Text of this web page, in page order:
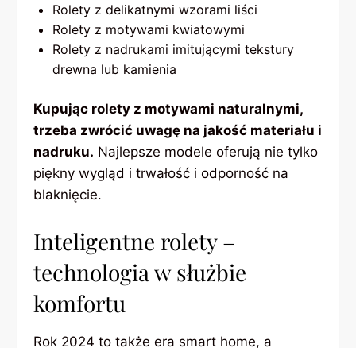
Rolety z delikatnymi wzorami liści
Rolety z motywami kwiatowymi
Rolety z nadrukami imitującymi tekstury
drewna lub kamienia
Kupując rolety z motywami naturalnymi,
trzeba zwrócić uwagę na jakość materiału i
nadruku. Najlepsze modele oferują nie tylko
piękny wygląd i trwałość i odporność na
blaknięcie.
Inteligentne rolety –
technologia w służbie
komfortu
Rok 2024 to także era smart home, a